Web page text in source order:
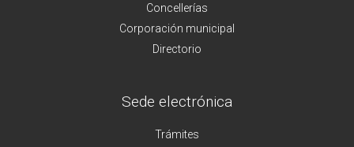
Concellerías
Corporación municipal
Directorio
Sede electrónica
Trámites